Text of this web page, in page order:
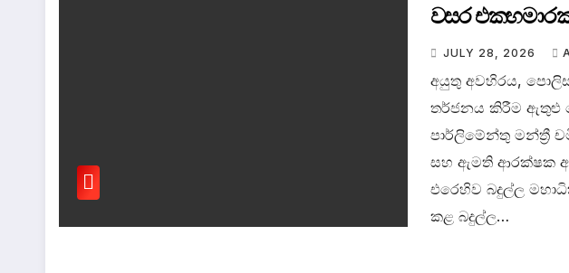
වසර
JULY 28, 2026
අයුතු අවහිරය,
තර්ජනය කිරීම ඇතුළු
පාර්ලිමේන්තු මන්ත්‍රී
සහ ඇමති ආරක්ෂක
එරෙහිව බදුල්ල
කළ බදුල්ල…